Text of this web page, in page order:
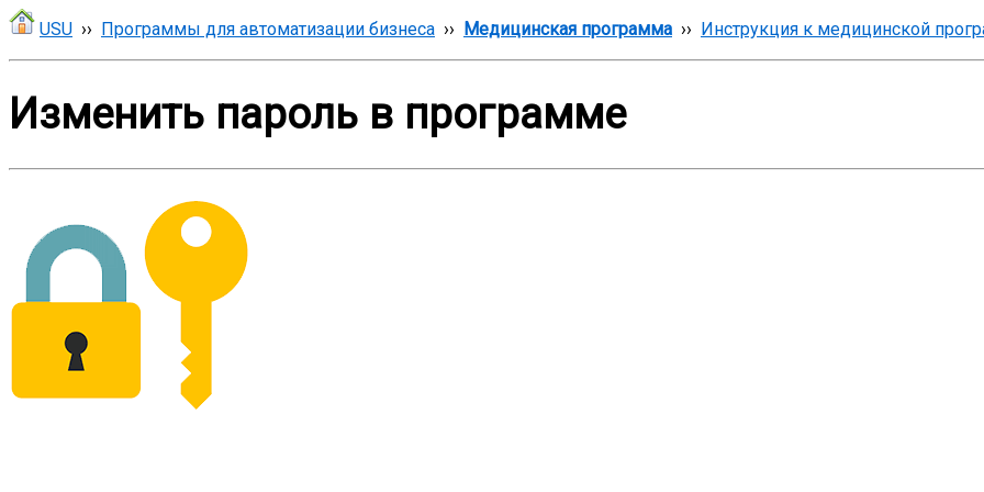
USU ›› Программы для автоматизации бизнеса ›› Медицинская программа ›› Инструкция к медицинской
Изменить пароль в программе